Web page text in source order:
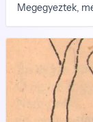
Megegyeztek,
lenne